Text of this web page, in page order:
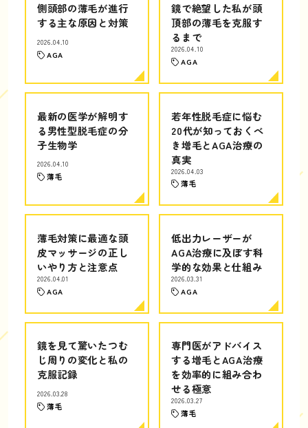
側頭部の薄毛が進行
する主な原因と対策
2026.04.10
AGA
鏡で絶望した私が頭
頂部の薄毛を克服す
るまで
2026.04.10
AGA
最新の医学が解明す
る男性型脱毛症の分
子生物学
2026.04.10
薄毛
若年性脱毛症に悩む
20代が知っておくべ
き増毛とAGA治療の
真実
2026.04.03
薄毛
薄毛対策に最適な頭
皮マッサージの正し
いやり方と注意点
2026.04.01
AGA
低出力レーザーが
AGA治療に及ぼす科
学的な効果と仕組み
2026.03.31
AGA
鏡を見て驚いたつむ
じ周りの変化と私の
克服記録
2026.03.28
薄毛
専門医がアドバイス
する増毛とAGA治療
を効率的に組み合わ
せる極意
2026.03.27
薄毛